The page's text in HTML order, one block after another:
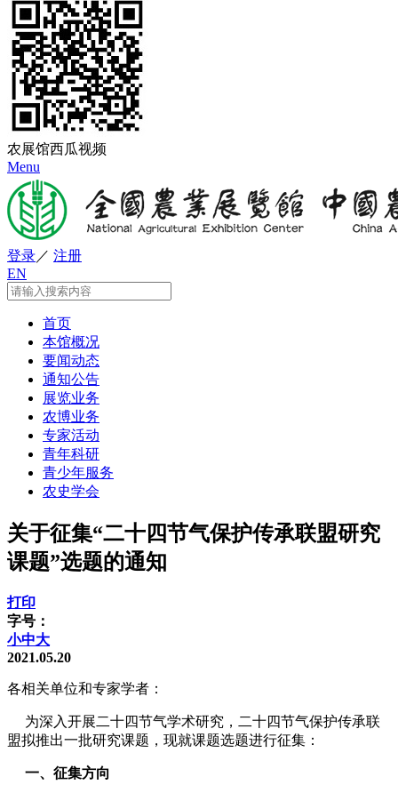
农展馆西瓜视频
Menu
登录／ 注册
EN
首页
本馆概况
要闻动态
通知公告
展览业务
农博业务
专家活动
青年科研
青少年服务
农史学会
关于征集“二十四节气保护传承联盟研究
课题”选题的通知
打印
字号：
小中大
2021.05.20
各相关单位和专家学者：
为深入开展二十四节气学术研究，二十四节气保护传承联
盟拟推出一批研究课题，现就课题选题进行征集：
一、征集方向